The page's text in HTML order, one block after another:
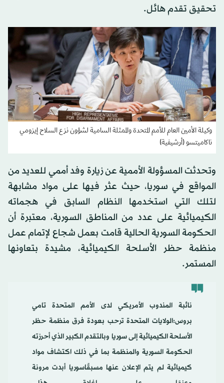
تحقيق تقدم هائل.
وكيلة الأمين العام للأمم المتحدة والممثلة السامية لشؤون نزع السلاح إيزومي
ناكاميتسو (أرشيفية)
وتحدثت المسؤولة الأممية عن زيارة وفد أممي للعديد من
المواقع في سوريا، حيث عثر فيها على مواد مشابهة
لتلك التي استخدمها النظام السابق في هجماته
الكيميائية على عدد من المناطق السورية، معتبرة أن
الحكومة السورية الحالية قامت بعمل شجاع لإتمام عمل
منظمة حظر الأسلحة الكيميائية، مشيدة بتعاونها
المستمر.
نائبة المندوب الأمريكي لدى الأمم المتحدة تامي
بروس:الولايات المتحدة ترحب بعودة فرق منظمة حظر
الأسلحة الكيميائية إلى سوريا وبالتقدم الكبير الذي أحرزته
الحكومة السورية والمنظمة بما في ذلك اكتشاف مواد
كيميائية لم يتم الإعلان عنها مسبقًاسوريا أبدت مرونة